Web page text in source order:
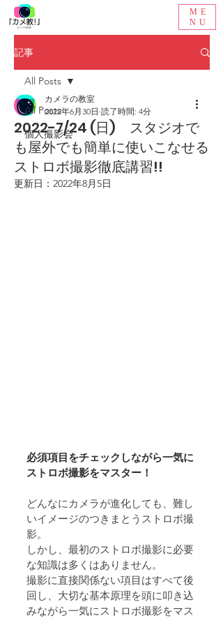
ME
NU
記事
All Posts
個人撮影会
All Posts
2022-7/24 (日) スタジオで
も屋外でも簡単に使いこなせる
ストロボ撮影徹底講習!!
カメラの教室
2022年6月30日 読了時間: 4分
更新日： 2022年8月5日
必須項目をチェックしながら一気に
ストロボ撮影をマスター！
どんなにカメラが進化しても、難し
いイメージのつきまとうストロボ撮
影。
しかし、最初のストロボ撮影に必要
な知識は多くはありません。
撮影に直接関係ない項目はすべて後
回し、大切な基本原理を頭に叩き込
みながら一気にストロボ撮影をマス